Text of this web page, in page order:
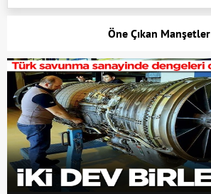
Öne Çıkan Manşetler